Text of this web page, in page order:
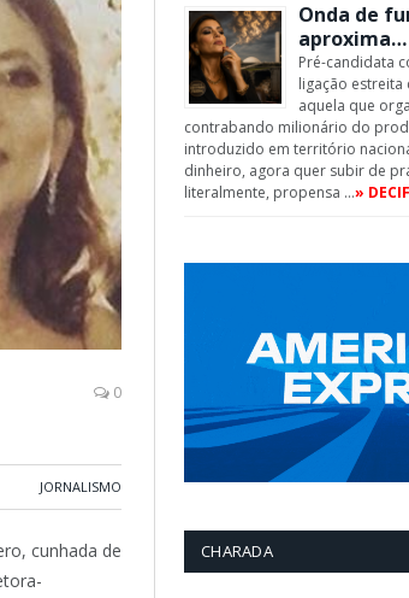
0
JORNALISMO
cunhada de
Onda de
aproxima…
Pré-candidata
ligação estreita
aquela que
contrabando milionário do
introduzido em território
dinheiro, agora quer subir de
literalmente, propensa …»
CHARADA